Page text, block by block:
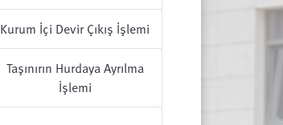
Kurum İçi Devir Çıkış İşlemi
Taşınırın Hurdaya Ayrılma
İşlemi